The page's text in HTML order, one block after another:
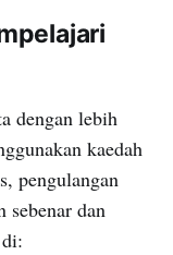
dengan lebih
kaedah
pengulangan
sebenar dan